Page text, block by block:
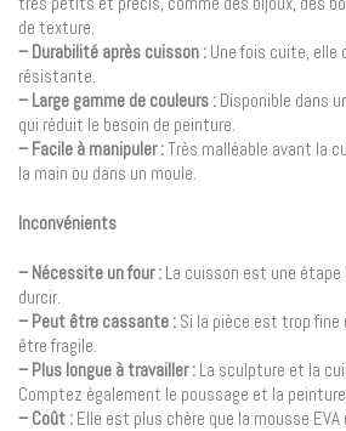
de texture.
– Durabilité après cuisson : Une fois cuite, elle
résistante.
– Large gamme de couleurs : Disponible dans
qui réduit le besoin de peinture.
– Facile à manipuler :Très malléable avant la
la main ou dans un moule.
Inconvénients
– Nécessite un four : La cuisson est une
durcir.
– Peut être cassante : Si la pièce est trop
être fragile.
– Plus longue à travailler : La sculpture et la
Comptez également le poussage et la
– Coût : Elle est plus chère que la mousse EVA